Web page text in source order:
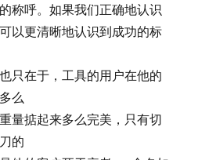
称呼。如果我们正确地认识
以更清晰地认识到成功的标
只在于，工具的用户在他的
么
量掂起来多么完美，只有切
的